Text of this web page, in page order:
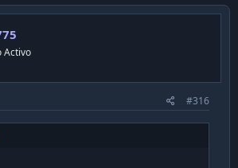
instala entel, como no pude lograrlo
launcher (Google TV) que me
cuando desconecté el equipo de la
con el launcher entel. Si alguien
eliminar el launcher por completo o
Activo
#316